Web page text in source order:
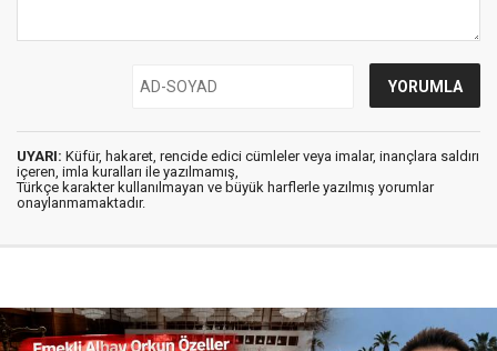
UYARI: Küfür, hakaret, rencide edici cümleler veya imalar, inançlara saldırı
içeren, imla kuralları ile yazılmamış,
Türkçe karakter kullanılmayan ve büyük harflerle yazılmış yorumlar
onaylanmamaktadır.